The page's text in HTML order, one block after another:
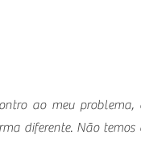
ao meu
diferente. Não